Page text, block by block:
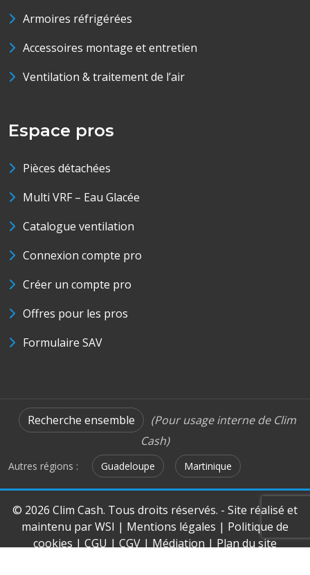
Armoires réfrigérées
Accessoires montage et entretien
Ventilation & traitement de l’air
Espace pros
Pièces détachées
Multi VRF – Eau Glacée
Catalogue ventilation
Connexion compte pro
Créer un compte pro
Offres pour les pros
Formulaire SAV
Recherche ensemble
(Pour usage interne de Clim
Cash)
Autres régions : Guadeloupe Martinique
© 2026 Clim Cash. Tous droits réservés. - Site réalisé et
maintenu parWSI | Mentions légales | Politique de
cookies | CGU | CGV | Médiation | Plan du site